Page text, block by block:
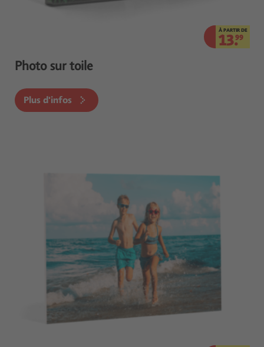
À PARTIR DE
13.99
Photo sur toile
Plus d'infos